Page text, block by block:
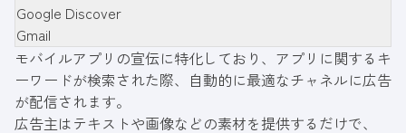
Google Discover
Gmail
モバイルアプリの宣伝に特化しており、アプリに関するキ
ーワードが検索された際、自動的に最適なチャネルに広告
が配信されます。
広告主はテキストや画像などの素材を提供するだけで、